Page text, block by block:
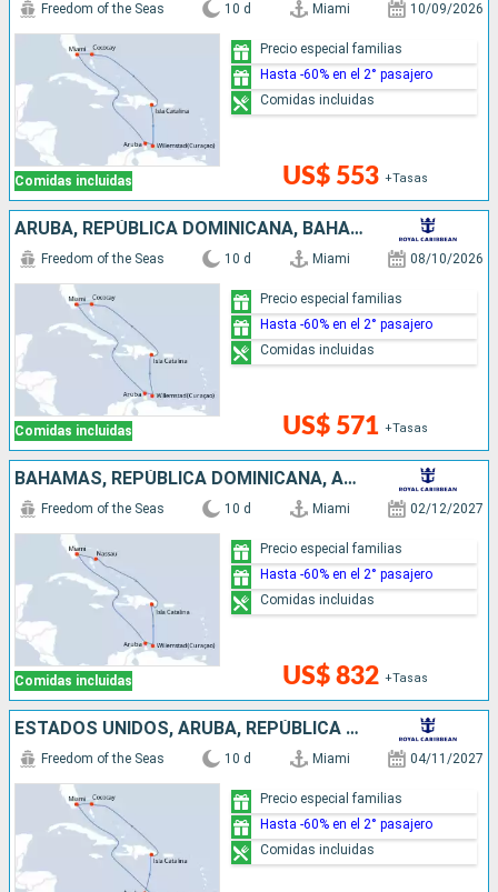
Comidas incluidas
Freedom of the Seas 10 d Miami 10/09/2026
US$ 553 +Tasas
Precio especial familias
Hasta -60% en el 2° pasajero
Comidas incluidas
ARUBA, REPÚBLICA DOMINICANA, BAHAMAS, ESTADOS UNIDOS
Comidas incluidas
Freedom of the Seas 10 d Miami 08/10/2026
US$ 571 +Tasas
Precio especial familias
Hasta -60% en el 2° pasajero
Comidas incluidas
BAHAMAS, REPÚBLICA DOMINICANA, ARUBA, ESTADOS UNIDOS
Comidas incluidas
Freedom of the Seas 10 d Miami 02/12/2027
US$ 832 +Tasas
Precio especial familias
Hasta -60% en el 2° pasajero
Comidas incluidas
ESTADOS UNIDOS, ARUBA, REPÚBLICA DOMINICANA, BAHAMAS
Freedom of the Seas 10 d Miami 04/11/2027
Precio especial familias
Hasta -60% en el 2° pasajero
Comidas incluidas